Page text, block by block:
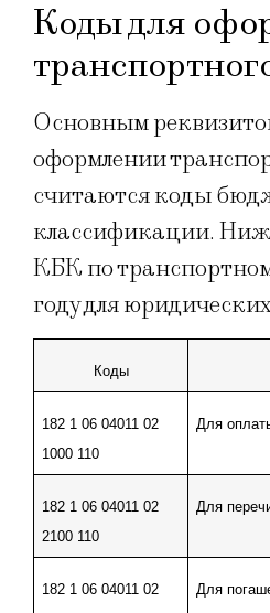
Коды для
Основным
оформлении
считаются коды
классификации.
КБК по
году для
Коды
182 1 06 04011 02
1000 110
Для
182 1 06 04011 02
2100 110
Для
182 1 06 04011 02
Для